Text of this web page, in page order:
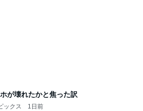
が壊れたかと焦った訳
ックス 1日前